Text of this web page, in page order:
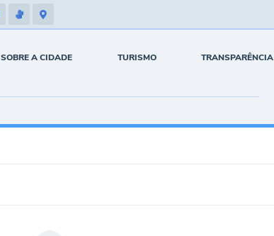
SOBRE A CIDADE TURISMO TRANSPARÊNCIA